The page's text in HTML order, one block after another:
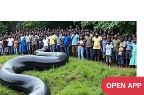
OPEN APP